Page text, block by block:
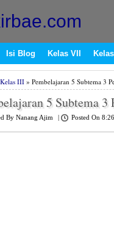
Isi Blog Kelas VII Kelas
Kelas III» Pembelajaran 5 Subtema 3
5 Subtema 3
By Nanang Ajim Posted On